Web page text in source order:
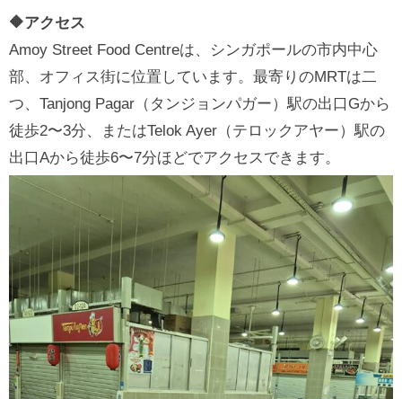
🔶アクセス
Amoy Street Food Centreは、シンガポールの市内中心
部、オフィス街に位置しています。最寄りのMRTは二
つ、Tanjong Pagar（タンジョンパガー）駅の出口Gから
徒歩2〜3分、またはTelok Ayer（テロックアヤー）駅の
出口Aから徒歩6〜7分ほどでアクセスできます。